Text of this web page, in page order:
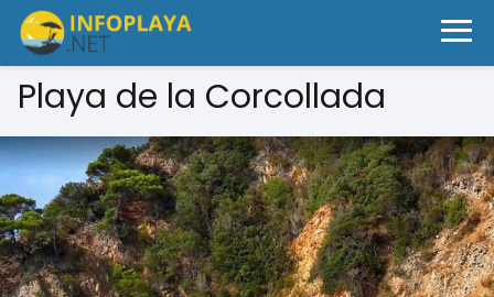
Playa de la Corcollada